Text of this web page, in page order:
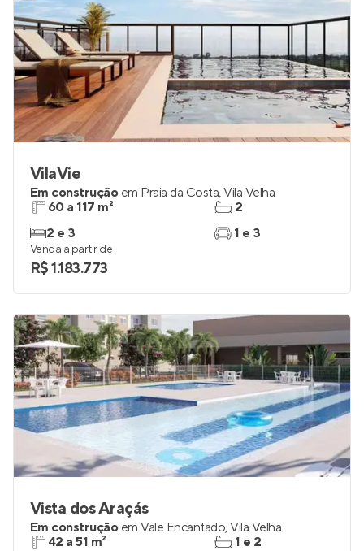
VilaVie
Em construção em Praia da Costa,Vila Velha
60 a 117 m²
2 e 3
2
1 e 3
Venda a partir de
R$ 1.183.773
Vista dos Araçás
Em construção em Vale Encantado,Vila Velha
42 a 51 m²
1 e 2